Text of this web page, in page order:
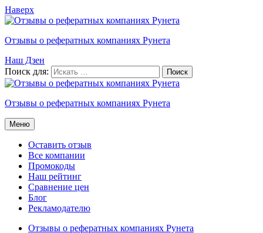
Наверх
Отзывы о рефератных компаниях Рунета
Наш Дзен
Поиск для:
Отзывы о рефератных компаниях Рунета
Меню
Оставить отзыв
Все компании
Промокоды
Наш рейтинг
Сравнение цен
Блог
Рекламодателю
Отзывы о рефератных компаниях Рунета